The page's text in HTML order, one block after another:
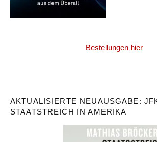
Bestellungen hier
AKTUALISIERTE NEUAUSGABE:
STAATSTREICH IN AMERIKA